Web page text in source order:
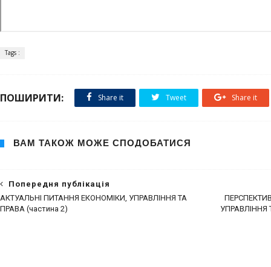
Tags :
ПОШИРИТИ: Share it Tweet Share it
ВАМ ТАКОЖ МОЖЕ СПОДОБАТИСЯ
УПРАВЛІННЯ
Попередня публікація
АКТУАЛЬНІ ПИТАННЯ ЕКОНОМІКИ, УПРАВЛІННЯ ТА
ПРАВА (частина 2)